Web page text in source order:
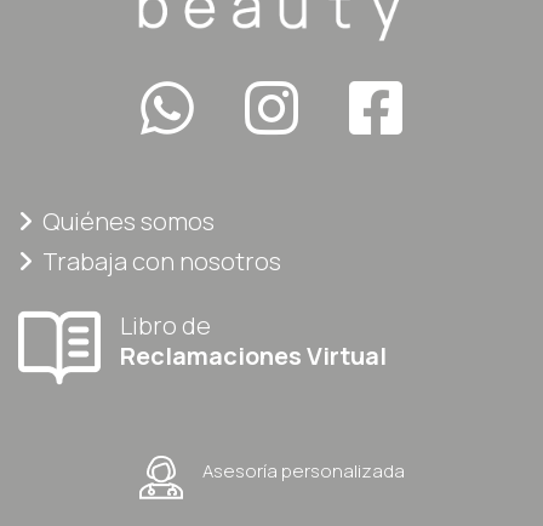
Quiénes somos
Trabaja con nosotros
Libro de
Reclamaciones Virtual
Asesoría personalizada